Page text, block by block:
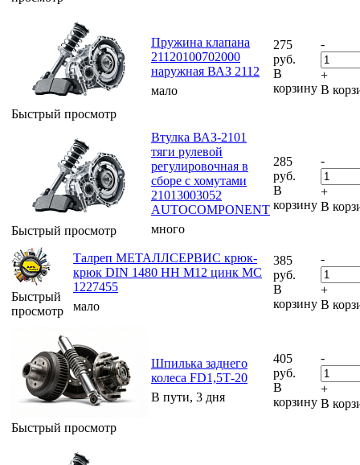
Быстрый просмотр
Пружина клапана
21120100702000
наружная ВАЗ 2112
мало
275
руб.
В
корзину
-
+
В
Быстрый просмотр
Втулка ВАЗ-2101
тяги рулевой
регулировочная в
сборе с хомутами
21013003052
AUTOCOMPONENT
много
285
руб.
В
корзину
-
+
В
Быстрый
просмотр
Талреп МЕТАЛЛСЕРВИС крюк-
крюк DIN 1480 HH М12 цинк МС
1227455
мало
385
руб.
В
корзину
-
+
В
Быстрый просмотр
Шпилька заднего
колеса FD1,5Т-20
В пути, 3 дня
405
руб.
В
корзину
-
+
В